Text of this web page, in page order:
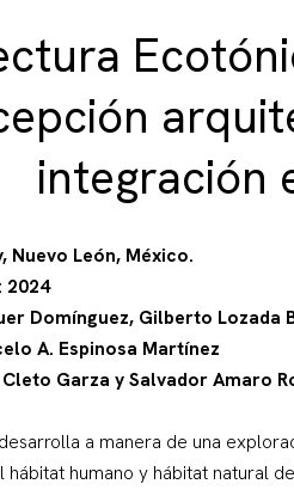
integración
Nuevo León, México.
2024
Domínguez, Gilberto Lozada
A. Espinosa Martínez
Garza y Salvador Amaro
a manera de una
humano y hábitat natural